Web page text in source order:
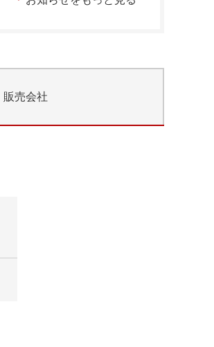
販売会社